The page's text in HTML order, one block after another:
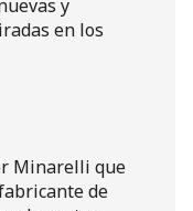
y
en los
Minarelli que
de